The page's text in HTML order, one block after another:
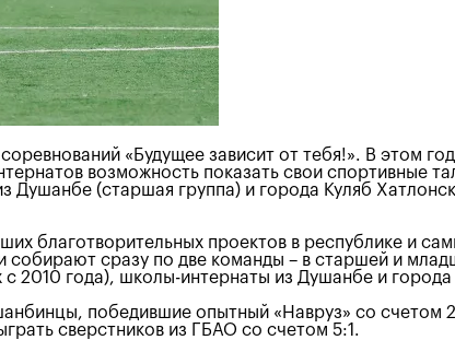
«Будущее зависит от тебя!». В этом
возможность показать свои спортивные
(старшая группа) и города Куляб
благотворительных проектов в республике и
сразу по две команды – в старшей и
2010 года), школы-интернаты из Душанбе и
победившие опытный «Навруз» со счетом
сверстников из ГБАО со счетом 5:1.